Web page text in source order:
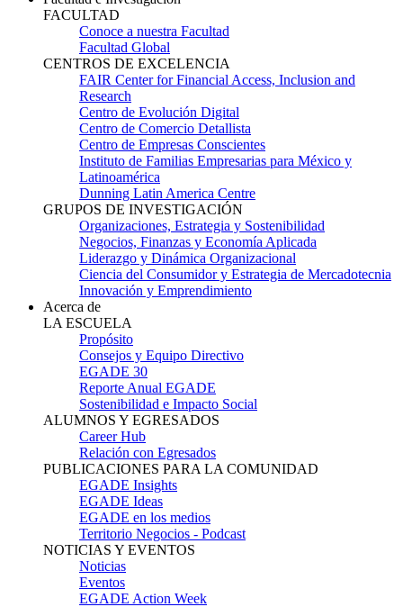
FACULTAD
Conoce a nuestra Facultad
Facultad Global
CENTROS DE EXCELENCIA
FAIR Center for Financial Access, Inclusion and
Research
Centro de Evolución Digital
Centro de Comercio Detallista
Centro de Empresas Conscientes
Instituto de Familias Empresarias para México y
Latinoamérica
Dunning Latin America Centre
GRUPOS DE INVESTIGACIÓN
Organizaciones, Estrategia y Sostenibilidad
Negocios, Finanzas y Economía Aplicada
Liderazgo y Dinámica Organizacional
Ciencia del Consumidor y Estrategia de Mercadotecnia
Innovación y Emprendimiento
Acerca de
LA ESCUELA
Propósito
Consejos y Equipo Directivo
EGADE 30
Reporte Anual EGADE
Sostenibilidad e Impacto Social
ALUMNOS Y EGRESADOS
Career Hub
Relación con Egresados
PUBLICACIONES PARA LA COMUNIDAD
EGADE Insights
EGADE Ideas
EGADE en los medios
Territorio Negocios - Podcast
NOTICIAS Y EVENTOS
Noticias
Eventos
EGADE Action Week